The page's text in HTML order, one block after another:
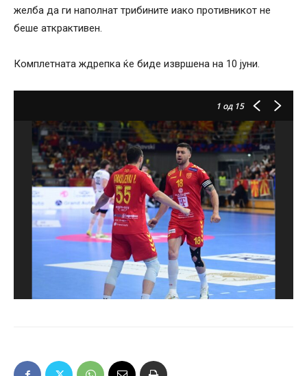
желба да ги наполнат трибините иако противникот не
беше аткрактивен.
Комплетната ждрепка ќе биде извршена на 10 јуни.
1 од 15